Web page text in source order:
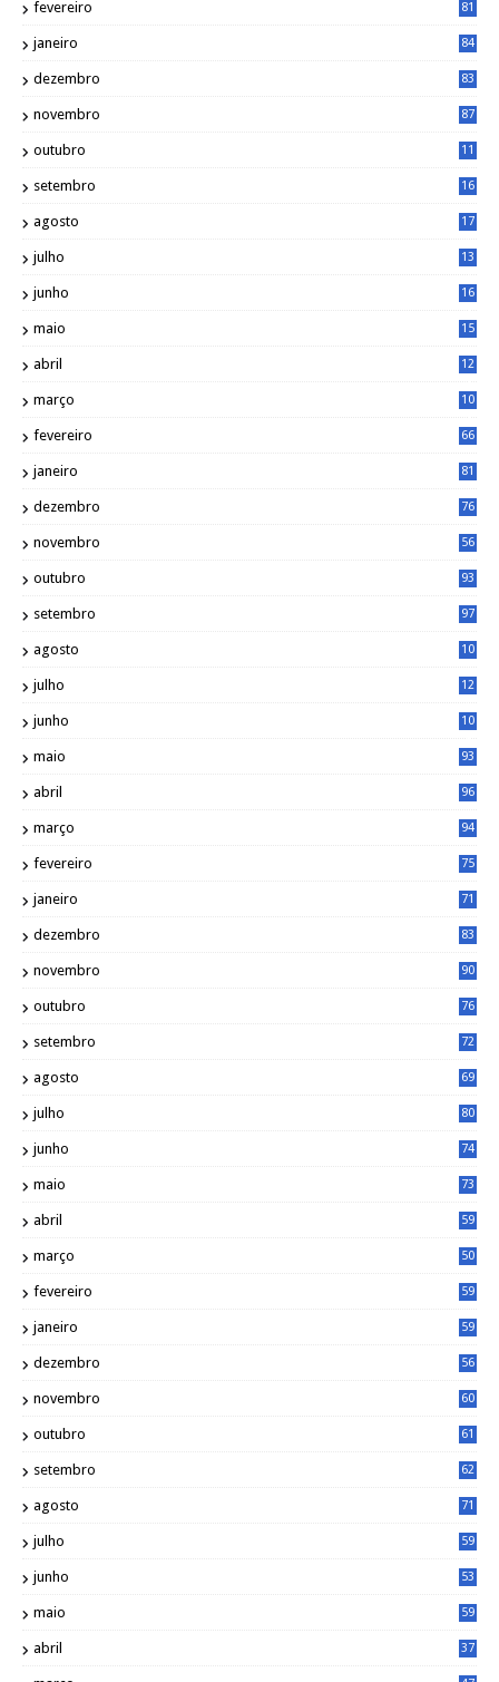
fevereiro 81
janeiro 84
dezembro 83
novembro 87
outubro
11
setembro
16
agosto
17
julho
13
junho
16
maio
15
abril
12
março
10
fevereiro 66
janeiro 81
dezembro 76
novembro 56
outubro 93
setembro 97
agosto
10
julho
12
junho
10
maio 93
abril 96
março 94
fevereiro 75
janeiro 71
dezembro 83
novembro 90
outubro 76
setembro 72
agosto 69
julho 80
junho 74
maio 73
abril 59
março 50
fevereiro 59
janeiro 59
dezembro 56
novembro 60
outubro 61
setembro 62
agosto 71
julho 59
junho 53
maio 59
abril 37